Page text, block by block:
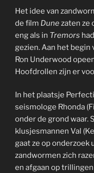
Het idee van
de film Dunezaten ze
eng als in Tremors
gezien. Aan het begin
Ron Underwood
Hoofdrollen zijn er
In het plaatsje
seismologe Rhonda
onder de grond waar.
klusjesmannen Val
gaat ze op onderzoek
zandwormen zich
en afgaan op